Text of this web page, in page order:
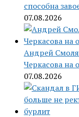
способна
07.08.2026
Андрей
Черкасова на
07.08.2026